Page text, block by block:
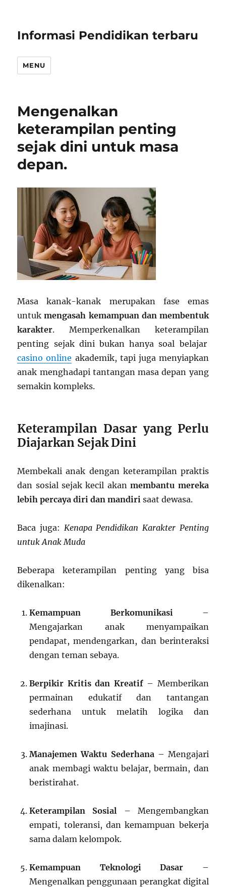
Informasi Pendidikan terbaru
MENU
Mengenalkan
keterampilan penting
sejak dini untuk masa
depan.
Masa kanak-kanak merupakan fase emas
untukmengasah kemampuan dan membentuk
karakter. Memperkenalkan keterampilan
penting sejak dini bukan hanya soal belajar
casino online akademik, tapi juga menyiapkan
anak menghadapi tantangan masa depan yang
semakin kompleks.
Keterampilan Dasar yang Perlu
Diajarkan Sejak Dini
Membekali anak dengan keterampilan praktis
dan sosial sejak kecil akanmembantu mereka
lebih percaya diri dan mandiri saat dewasa.
Baca juga: Kenapa Pendidikan Karakter Penting
untuk Anak Muda
Beberapa keterampilan penting yang bisa
dikenalkan:
Kemampuan Berkomunikasi–
Mengajarkan anak menyampaikan
pendapat, mendengarkan, dan berinteraksi
dengan teman sebaya.
Berpikir Kritis dan Kreatif– Memberikan
permainan edukatif dan tantangan
sederhana untuk melatih logika dan
imajinasi.
Manajemen Waktu Sederhana– Mengajari
anak membagi waktu belajar, bermain, dan
beristirahat.
Keterampilan Sosial – Mengembangkan
empati, toleransi, dan kemampuan bekerja
sama dalam kelompok.
Kemampuan Teknologi Dasar –
Mengenalkan penggunaan perangkat digital